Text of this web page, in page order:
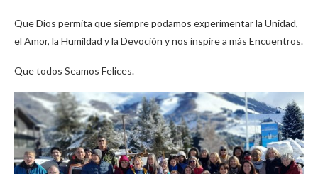
Que Dios permita que siempre podamos experimentar la Unidad,
el Amor, la Humildad y la Devoción y nos inspire a más Encuentros.
Que todos Seamos Felices.